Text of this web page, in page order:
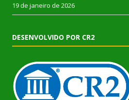
19 de janeiro de 2026
DESENVOLVIDO POR CR2